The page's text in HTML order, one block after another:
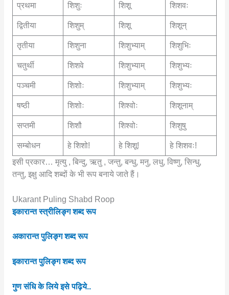
प्रथमा शिशुः शिशू शिशवः
द्वितीया शिशुम् शिशू शिशून्
तृतीया शिशुना शिशुभ्याम् शिशुभिः
चतुर्थी शिशवे शिशुभ्याम् शिशुभ्यः
पञ्चमी शिशोः शिशुभ्याम् शिशुभ्यः
षष्ठी शिशोः शिश्वोः शिशूनाम्
सप्तमी शिशौ शिश्वोः शिशुषु
सम्बोधन हे शिशो! हे शिशू!
हे शिशवः!
इसी प्रकार… मृत्यु , बिन्दु, ऋतु , जन्तु, बन्धु, मनु, लधु, विष्णु, सिन्धु,
तन्तु, इक्षु आदि शब्दों के भी रूप बनाये जाते हैं।
Ukarant Puling Shabd Roop
इकारान्त स्त्रीलिङ्ग शब्द रूप
अकारान्त पुलिङ्ग शब्द रूप
इकारान्त पुलिङ्ग शब्द रूप
गुण संधि के लिये इसे पढ़िये..